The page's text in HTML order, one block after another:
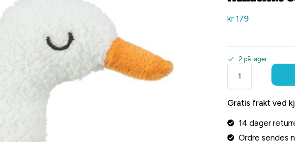
kr179
2 på lager
Gratis frakt ved
14 dager
Ordre sendes